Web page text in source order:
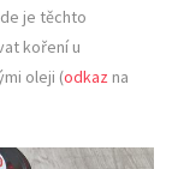
je těchto
koření u
oleji (odkaz na